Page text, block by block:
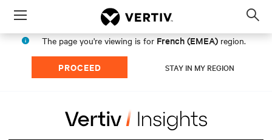
Menu
The page you're viewing is for French (EMEA) region.
PROCEED STAY IN MY REGION